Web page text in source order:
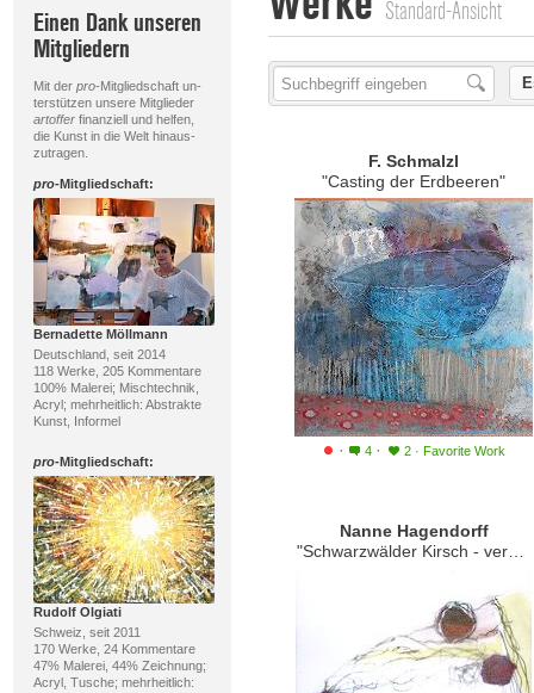
Alle Fokus-Werke
Standard-Ansicht
Fokus-Werke
Neue Werke – Auswahl
Einen Dank unseren
Mitgliedern
Mit der pro-Mitgliedschaft un-
terstützen unsere Mitglieder
artofferfinanziell und helfen,
die Kunst in die Welt hinaus-
zutragen.
pro-Mitgliedschaft:
Bernadette Möllmann
Deutschland, seit 2014
118 Werke, 205 Kommentare
100% Malerei; Mischtechnik,
Acryl; mehrheitlich: Abstrakte
Kunst, Informel
pro-Mitgliedschaft:
Rudolf Olgiati
Schweiz, seit 2011
170 Werke, 24 Kommentare
47% Malerei, 44% Zeichnung;
Acryl, Tusche; mehrheitlich:
Standard-Ansicht
F. Schmalzl
"Casting der Erdbeeren"
· 4 · 2 · Favorite Work
Nanne Hagendorff
"Schwarzwälder Kirsch - verunglückt"